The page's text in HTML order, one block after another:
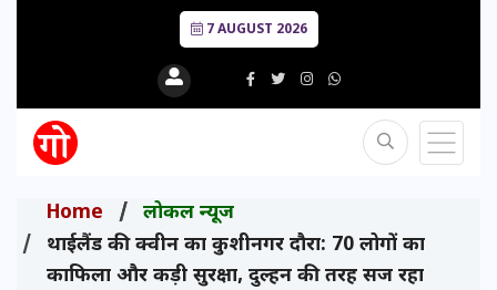
7 AUGUST 2026
Home
लोकल न्यूज
थाईलैंड की क्वीन का कुशीनगर दौरा: 70 लोगों का
काफिला और कड़ी सुरक्षा, दुल्हन की तरह सज रहा